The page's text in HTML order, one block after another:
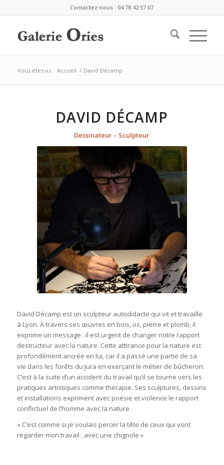
Contactez-nous : 04 78 42 57 07
Vous êtes ici : Accueil / David Décamp
DAVID DÉCAMP
Dessinateur – Sculpteur
David Décamp est un sculpteur autodidacte qui vit et travaille
à Lyon. À travers ses œuvres en bois, os, pierre et plomb, il
exprime un message : il est urgent de changer notre rapport
destructeur avec la nature. Cette attirance pour la nature est
profondément ancrée en lui, car il a passé une partie de sa
vie dans les forêts du Jura en exerçant le métier de bûcheron.
C’est à la suite d’un accident du travail qu’il se tourne vers les
pratiques artistiques comme thérapie. Ses sculptures, dessins
et installations expriment avec poésie et violence le rapport
conflictuel de l’homme avec la nature.
« C’est comme si je voulais percer la tête de ceux qui vont
regarder mon travail : avec une chignole »